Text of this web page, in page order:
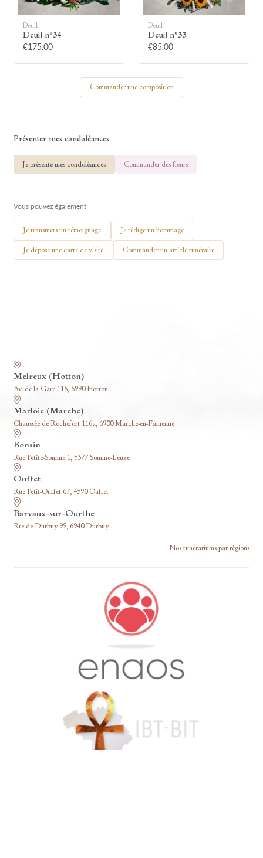
Votre prénom
Deuil
Deuil n°34
€175.00
Deuil
Deuil n°33
€85.00
Commander une composition
Présenter mes condoléances
Je présente mes condoléances Commander des fleurs
Vous pouvez également
Je transmets un témoignage Je rédige un hommage
Je dépose une carte de visite Commander un article funéraire
Melreux (Hotton)
Av. de la Gare 116, 6990 Hotton
Marloie (Marche)
Chaussée de Rochefort 116a, 6900 Marche-en-Famenne
Bonsin
Rue Petite-Somme 1, 5377 Somme-Leuze
Ouffet
Rue Petit-Ouffet 67, 4590 Ouffet
Barvaux-sur-Ourthe
Rte de Durbuy 99, 6940 Durbuy
Nos funérariums par régions